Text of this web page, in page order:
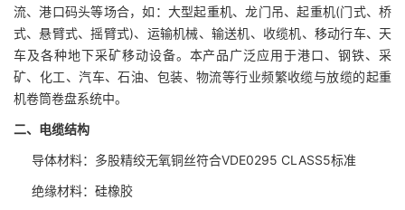
流、港口码头等场合，如：大型起重机、龙门吊、起重机(门式、桥
式、悬臂式、摇臂式)、运输机械、输送机、收缆机、移动行车、天
车及各种地下采矿移动设备。本产品广泛应用于港口、钢铁、采
矿、化工、汽车、石油、包装、物流等行业频繁收缆与放缆的起重
机卷筒卷盘系统中。
二、电缆结构
导体材料：多股精绞无氧铜丝符合VDE0295 CLASS5标准
绝缘材料：硅橡胶